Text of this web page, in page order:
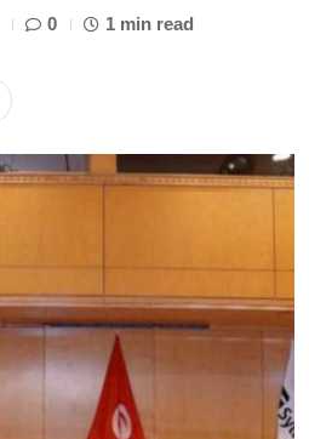
0 1 min read